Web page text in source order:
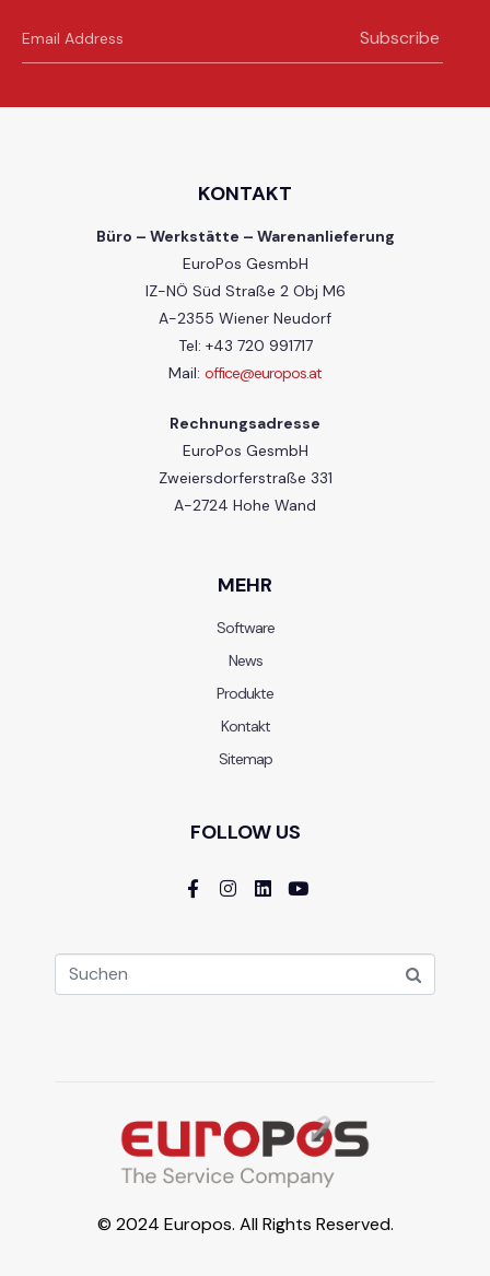
Subscribe
KONTAKT
Büro – Werkstätte – Warenanlieferung
EuroPos GesmbH
IZ-NÖ Süd Straße 2 Obj M6
A-2355 Wiener Neudorf
Tel: +43 720 991717
Mail: office@europos.at
Rechnungsadresse
EuroPos GesmbH
Zweiersdorferstraße 331
A-2724 Hohe Wand
MEHR
Software
News
Produkte
Kontakt
Sitemap
FOLLOW US
© 2024 Europos. All Rights Reserved.